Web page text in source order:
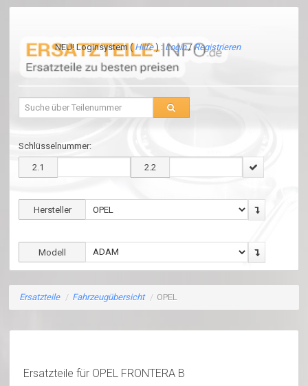
NEU! Loginsystem (Hilfe) :Login/Registrieren
Schlüsselnummer:
2.1 2.2
Hersteller
Modell
Ersatzteile / Fahrzeugübersicht / OPEL
Ersatzteile für OPEL FRONTERA B